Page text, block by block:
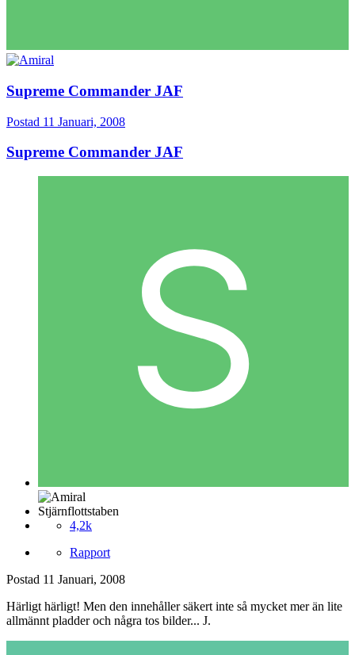
Supreme Commander JAF
Postad 11 Januari, 2008
Supreme Commander JAF
Stjärnflottstaben
4,2k
Rapport
Postad 11 Januari, 2008
Härligt härligt! Men den innehåller säkert inte så mycket mer än lite
allmännt pladder och några tos bilder... J.